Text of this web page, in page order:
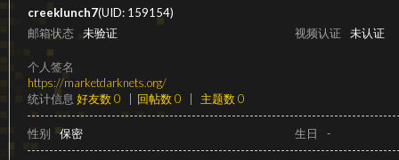
creeklunch7(UID: 159154)
邮箱状态
未验证 视频认证 未认证
个人签名
https://marketdarknets.org/
统计信息 好友数 0 回帖数 0 主题数 0
性别 保密 生日 -